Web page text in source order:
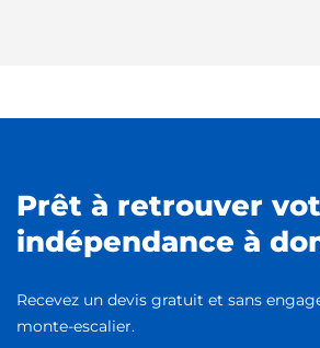
Prêt à retrouver
indépendance à
Recevez un devis gratuit et sans
monte-escalier.